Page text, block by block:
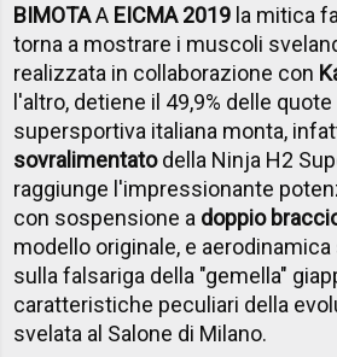
BIMOTAA EICMA 2019 la mitica
torna a mostrare i muscoli
realizzata in collaborazione con
l'altro, detiene il 49,9% delle
supersportiva italiana monta,
sovralimentatodella Ninja H2
raggiunge l'impressionante
con sospensione a doppio
modello originale, e
sulla falsariga della "gemella"
caratteristiche peculiari della
svelata al Salone di Milano.